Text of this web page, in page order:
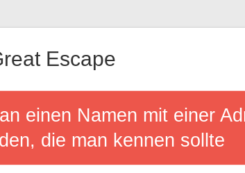
Escape
einen Namen mit einer
die man kennen sollte